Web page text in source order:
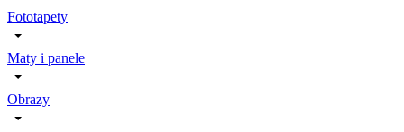
Fototapety
Maty i panele
Obrazy